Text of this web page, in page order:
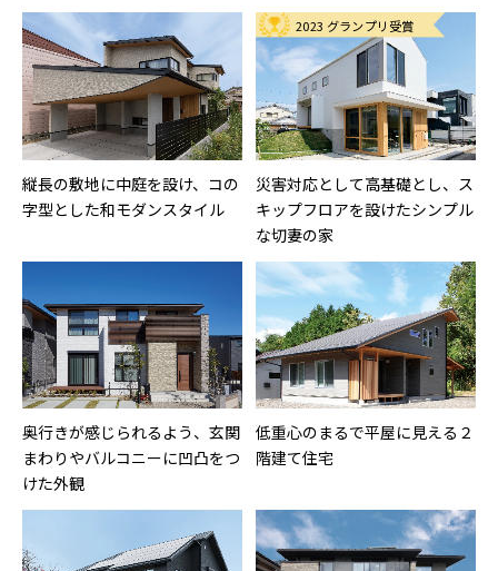
縦長の敷地に中庭を設け、コの
字型とした和モダンスタイル
2023 グランプリ受賞
災害対応として高基礎とし、ス
キップフロアを設けたシンプル
な切妻の家
奥行きが感じられるよう、玄関
まわりやバルコニーに凹凸をつ
けた外観
低重心のまるで平屋に見える２
階建て住宅